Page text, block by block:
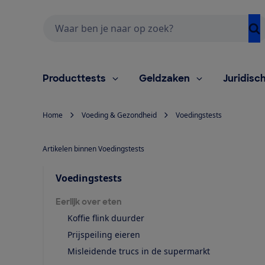
Producttests Geldzaken
Home Voeding & Gezondheid Voedingstests
Artikelen binnen Voedingstests
Voedingstests
Eerlijk over eten
Koffie flink duurder
Prijspeiling eieren
Misleidende trucs in de supermarkt